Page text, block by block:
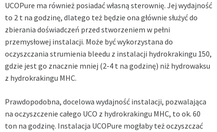
UCOPure ma również posiadać własną sterownię. Jej wydajność
to 2 t na godzinę, dlatego też będzie ona głównie służyć do
zbierania doświadczeń przed stworzeniem w pełni
przemysłowej instalacji. Może być wykorzystana do
oczyszczania strumienia bleedu z instalacji hydrokrakingu 150,
gdzie jest go znacznie mniej (2-4 t na godzinę) niż hydrowaksu
z hydrokrakingu MHC.
Prawdopodobna, docelowa wydajność instalacji, pozwalająca
na oczyszczenie całego UCO z hydrokrakingu MHC, to ok. 60
ton na godzinę. Instalacja UCOPure mogłaby też oczyszczać